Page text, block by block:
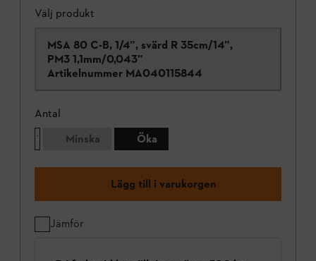
Välj produkt
MSA 80 C-B, 1/4”, svärd R 35cm/14”,
PM3 1,1mm/0,043”
Artikelnummer MA040115844
Antal
Minska
Öka
Lägg till i varukorgen
Jämför